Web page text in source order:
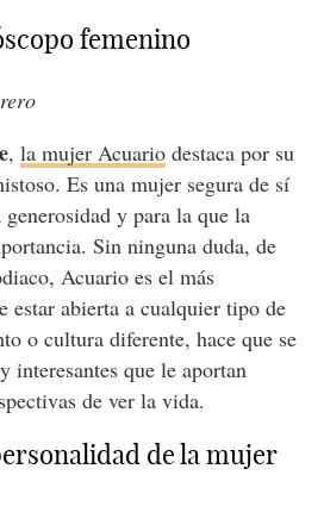
femenino
, la mujer Acuariodestaca por su
Es una mujer segura de sí
y para la que la
Sin ninguna duda, de
Acuario es el más
estar abierta a cualquier tipo de
o cultura diferente, hace que se
interesantes que le aportan
de ver la vida.
de la mujer